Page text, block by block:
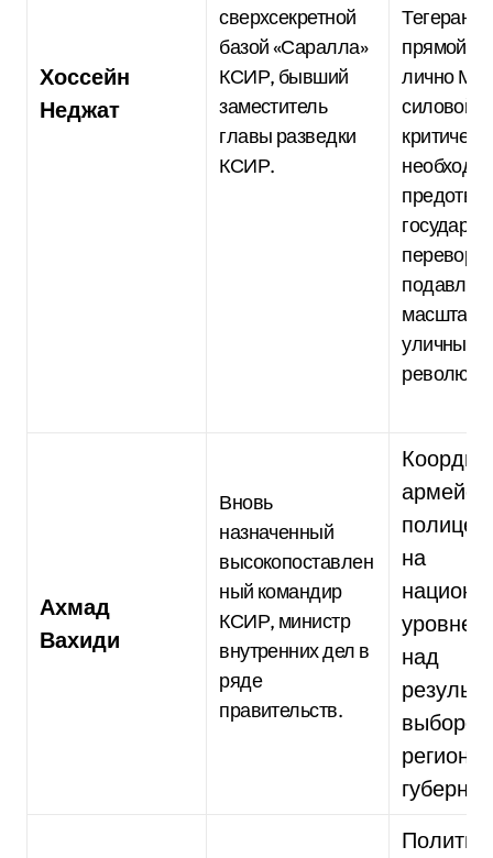
Хоссейн
Неджат
сверхсекретной
базой «Саралла»
КСИР, бывший
заместитель
главы разведки
КСИР.
Тегерана.
прямой,
лично
силовой
уличных
Ахмад
Вахиди
Вновь
назначенный
высокопоставлен
ный командир
КСИР, министр
внутренних дел в
ряде
правительств.
на
уровне,
над
выборов